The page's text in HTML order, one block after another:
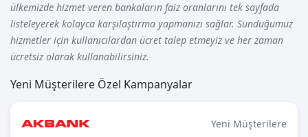
ülkemizde hizmet veren bankaların faiz oranlarını tek sayfada
listeleyerek kolayca karşılaştırma yapmanızı sağlar. Sunduğumuz
hizmetler için kullanıcılardan ücret talep etmeyiz ve her zaman
ücretsiz olarak kullanabilirsiniz.
Yeni Müşterilere Özel Kampanyalar
Yeni Müşterilere